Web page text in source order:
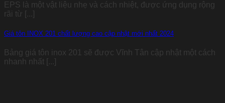
EPS là một vật liệu nhẹ và cách nhiệt, được ứng dụng rộng
rãi từ [...]
Giá tôn INOX 201 chất lượng cao cập nhật mới nhất 2024
Bảng giá tôn inox 201 sẽ được Vĩnh Tân cập nhật một cách
nhanh nhất [...]